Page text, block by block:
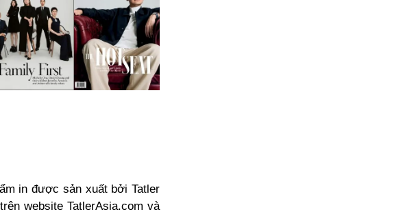
in được sản xuất bởi Tatler
website TatlerAsia.com và